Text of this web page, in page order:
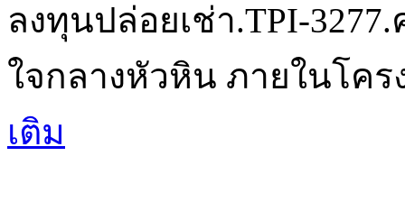
ลงทุนปล่อยเช่า.TPI-
ใจกลางหัวหิน ภายในโค
เติม